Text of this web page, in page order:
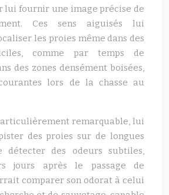
lui fournir une image précise de
Ces sens aiguisés lui
les proies même dans des
comme par temps de
des zones densément boisées,
lors de la chasse au
remarquable, lui
des proies sur de longues
détecter des odeurs subtiles,
jours après le passage de
comparer son odorat à celui